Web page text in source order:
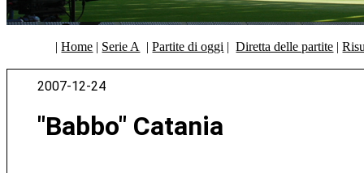
|Home | Serie A |Partite di oggi |Diretta delle partite |
2007-12-24
"Babbo" Catania